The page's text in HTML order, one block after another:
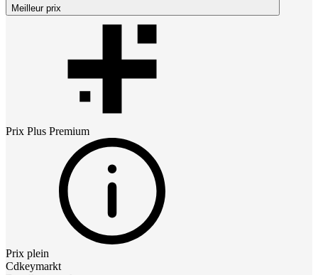
Meilleur prix
Prix Plus Premium
Prix plein
Cdkeymarkt